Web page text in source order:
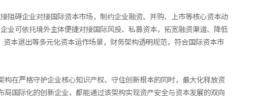
阻碍企业对接国际资本市场，制约企业融资、并购、上市等核心资本动
业可依托境外主体便捷对接国际风投、私募资本，拓宽融资渠道、降低
本退出等多元化资本运作场景，财务架构透明规范，符合国际资本市
在严格守护企业核心知识产权、守住创新根本的同时，最大化释放资
国际化的创新企业，都能通过该架构实现资产安全与资本发展的双向